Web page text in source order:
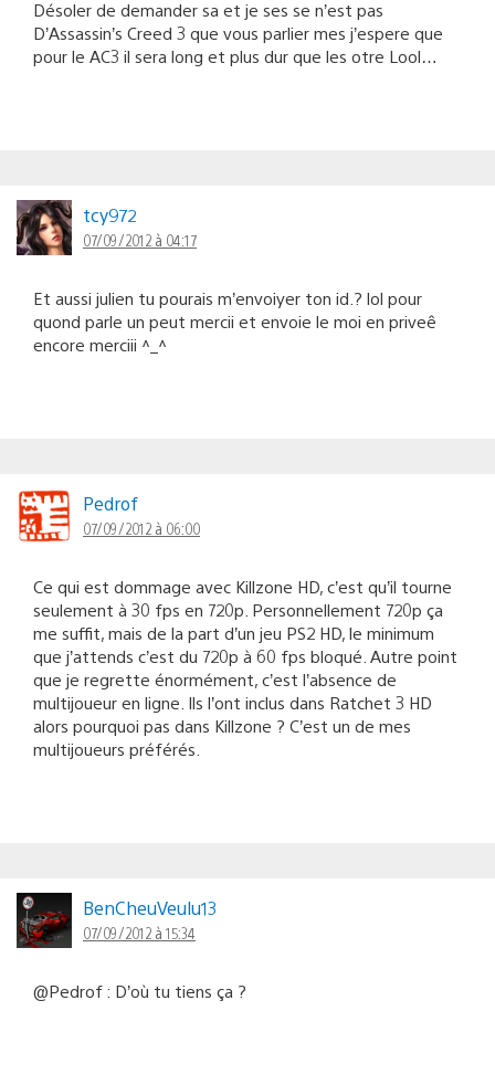
Désoler de demander sa et je ses se n’est pas
D’Assassin’s Creed 3 que vous parlier mes j’espere que
pour le AC3 il sera long et plus dur que les otre Lool…
tcy972
07/09/2012 à 04:17
Et aussi julien tu pourais m’envoiyer ton id.? lol pour
quond parle un peut mercii et envoie le moi en priveê
encore merciii ^_^
Pedrof
07/09/2012 à 06:00
Ce qui est dommage avec Killzone HD, c’est qu’il tourne
seulement à 30 fps en 720p. Personnellement 720p ça
me suffit, mais de la part d’un jeu PS2 HD, le minimum
que j’attends c’est du 720p à 60 fps bloqué. Autre point
que je regrette énormément, c’est l’absence de
multijoueur en ligne. Ils l’ont inclus dans Ratchet 3 HD
alors pourquoi pas dans Killzone ? C’est un de mes
multijoueurs préférés.
BenCheuVeulu13
07/09/2012 à 15:34
@Pedrof : D’où tu tiens ça ?